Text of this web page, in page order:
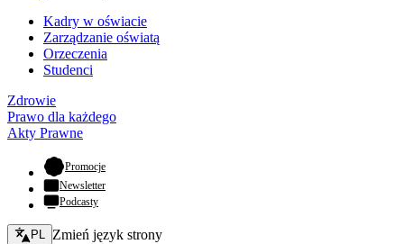
Kadry w oświacie
Zarządzanie oświatą
Orzeczenia
Studenci
Zdrowie
Prawo dla każdego
Akty Prawne
Promocje- otwiera się w nowej karcie
Newsletter
Podcasty
Zmień język - bieżący:
PL Zmień język strony